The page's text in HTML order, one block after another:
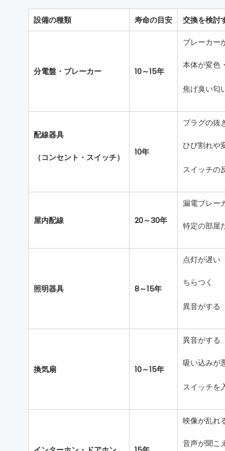
設備の種類 寿命の目安 交換を検討
分電盤・ブレーカー 10～15年
ブレーカー
本体が変色
焦げ臭い匂
配線器具
（コンセント・スイッチ）
10年
プラグの抜
ひび割れや
スイッチの
屋内配線 20～30年
漏電ブレー
特定の部屋
照明器具 8～15年
点灯が遅い
ちらつく
異音がする
換気扇 10～15年
異音がする
吸い込みが
スイッチを
映像が乱れ
音声が聞こ